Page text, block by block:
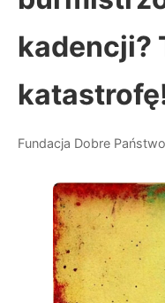
kadencji?
Fundacja Dobre Państwo